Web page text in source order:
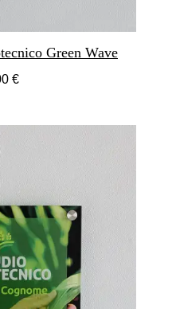
Green Wave
€